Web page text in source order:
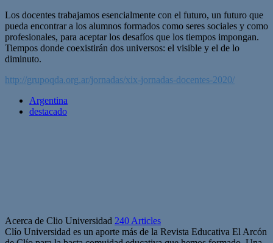
Los docentes trabajamos esencialmente con el futuro, un futuro que
pueda encontrar a los alumnos formados como seres sociales y como
profesionales, para aceptar los desafíos que los tiempos impongan.
Tiempos donde coexistirán dos universos: el visible y el de lo
diminuto.
http://grupoqda.org.ar/jornadas/xix-jornadas-docentes-2020/
Argentina
destacado
Acerca de Clio Universidad 240 Articles
Clío Universidad es un aporte más de la Revista Educativa El Arcón